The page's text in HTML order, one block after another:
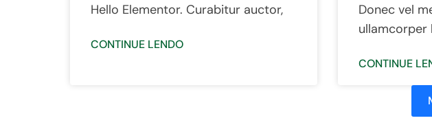
Hello Elementor. Curabitur auctor,
CONTINUE LENDO
Donec vel
ullamcorper
CONTINUE